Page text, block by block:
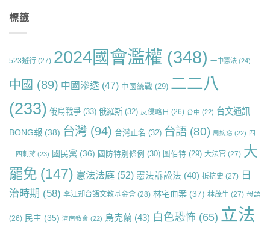
標籤
523遊行 (27) 2024國會濫權 (348) 一中憲法 (24)
中國 (89) 中國滲透 (47) 中國統戰 (29) 二二八
(233) 俄烏戰爭 (33) 俄羅斯 (32) 反侵略日 (26) 台中 (22) 台文通訊
BONG報 (38) 台灣 (94) 台灣正名 (32) 台語 (80) 周婉窈 (22) 四
二四刺蔣 (23) 國民黨 (36) 國防特別條例 (30) 圖伯特 (29) 大法官 (27) 大
罷免 (147) 憲法法庭 (52) 憲法訴訟法 (40) 抵抗史 (27) 日
治時期 (58) 李江却台語文教基金會 (28) 林宅血案 (37) 林茂生 (27) 母語
(26) 民主 (35) 濟南教會 (22) 烏克蘭 (43) 白色恐怖 (65) 立法